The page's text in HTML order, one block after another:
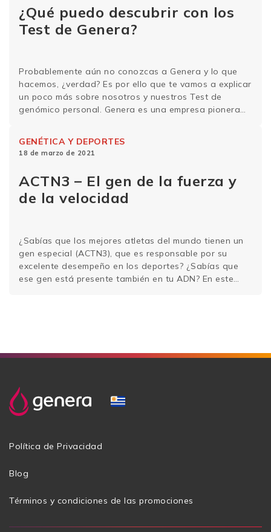
¿Qué puedo descubrir con los
Test de Genera?
Probablemente aún no conozcas a Genera y lo que
hacemos, ¿verdad? Es por ello que te vamos a explicar
un poco más sobre nosotros y nuestros Test de
genómico personal. Genera es una empresa pionera
consumidor. Nacimos en 2010 y desde entonces
hemos llevado a cabo mapeos …
GENÉTICA Y DEPORTES
18 de marzo de 2021
ACTN3 – El gen de la fuerza y
de la velocidad
¿Sabías que los mejores atletas del mundo tienen un
gen especial (ACTN3), que es responsable por su
excelente desempeño en los deportes? ¿Sabías que
ese gen está presente también en tu ADN? En este
Política de Privacidad
Blog
Términos y condiciones de las promociones